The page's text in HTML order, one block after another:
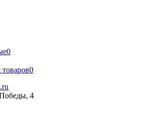
0
0
4